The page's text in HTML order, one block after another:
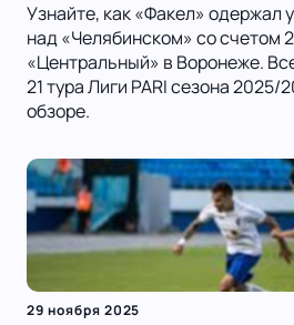
Узнайте, как «Факел» одержал
над «Челябинском» со счетом
«Центральный» в Воронеже.
21 тура Лиги PARI сезона
обзоре.
29 ноября 2025